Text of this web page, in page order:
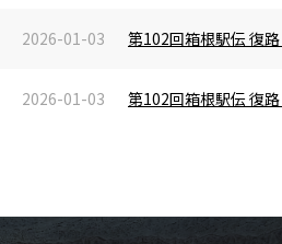
2026-01-03 第102回箱根駅伝 復
2026-01-03 第102回箱根駅伝 復